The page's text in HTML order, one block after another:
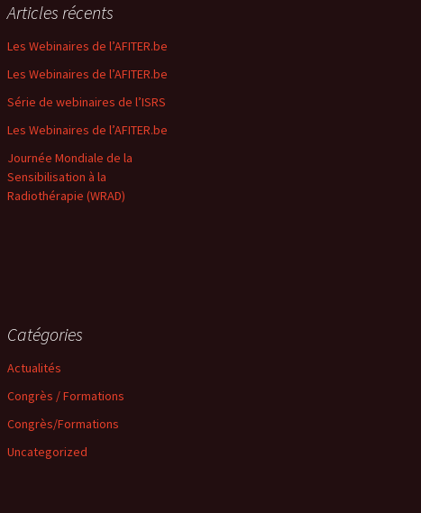
Articles récents
Les Webinaires de l’AFITER.be
Les Webinaires de l’AFITER.be
Série de webinaires de l’ISRS
Les Webinaires de l’AFITER.be
Journée Mondiale de la
Sensibilisation à la
Radiothérapie (WRAD)
Catégories
Actualités
Congrès / Formations
Congrès/Formations
Uncategorized